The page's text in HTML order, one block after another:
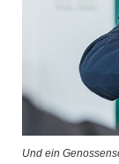
Und ein